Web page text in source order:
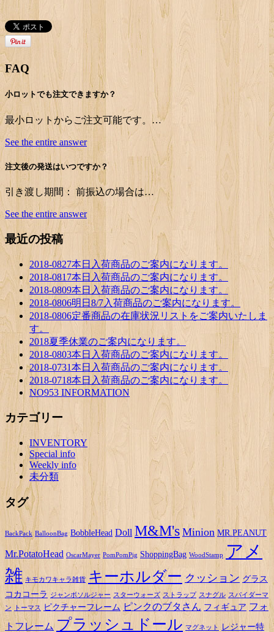
FAQ
小ロットでも注文できますか？
最小ロットからご注文可能です。…
See the entire answer
注文後の発送はいつですか？
引き渡し期間： 前振込の場合は…
See the entire answer
最近の投稿
2018-0827本日入荷商品のご案内になります。
2018-0817本日入荷商品のご案内になります。
2018-0809本日入荷商品のご案内になります。
2018-0806明日8/7入荷商品のご案内になります。
2018-0806定番商品の在庫状況リストをご案内いたしま
す。
2018夏季休業のご案内になります。
2018-0803本日入荷商品のご案内になります。
2018-0731本日入荷商品のご案内になります。
2018-0718本日入荷商品のご案内になります。
NO953 INFORMATION
カテゴリー
INVENTORY
Special info
Weekly info
未分類
タグ
BackPack BalloonBag BobbleHead Doll M&M's Minion MR.PEANUT
Mr.PotatoHead OscarMayer PomPomPig ShoppingBag WoodStamp アメ
雑 キモカワキャラ雑貨 キーホルダー クッション グラス
コカコーラ
ジャンボソルジャー スターウォーズ ストラップ スナグル スパイダーマ
ン
トーマス ピクチャーフレーム ピンクのブタさん フィギュア フォ
トフレーム プラッシュドール マグネット レジャー特